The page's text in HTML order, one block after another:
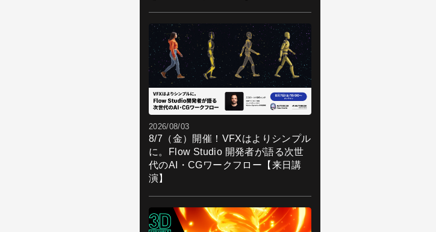
2026/08/03
8/7（金）開催！VFXはよりシンプル
に。Flow Studio 開発者が語る次世
代のAI・CGワークフロー【来日講
演】